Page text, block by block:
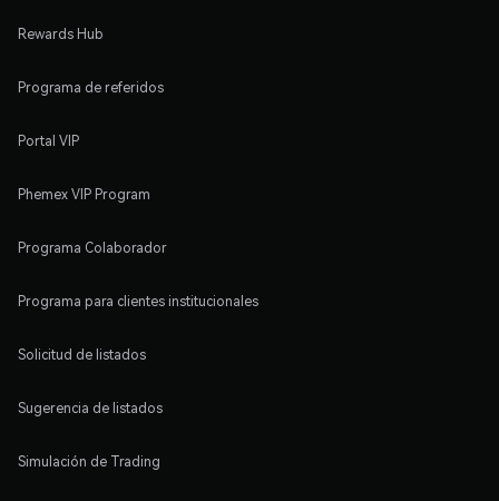
Rewards Hub
Programa de referidos
Portal VIP
Phemex VIP Program
Programa Colaborador
Programa para clientes institucionales
Solicitud de listados
Sugerencia de listados
Simulación de Trading